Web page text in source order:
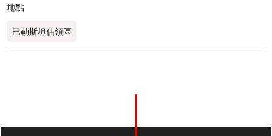
地點
巴勒斯坦佔領區